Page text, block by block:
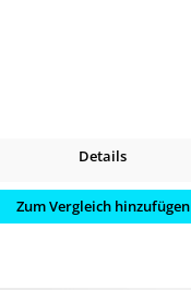
Details
Zum Vergleich hinzufügen